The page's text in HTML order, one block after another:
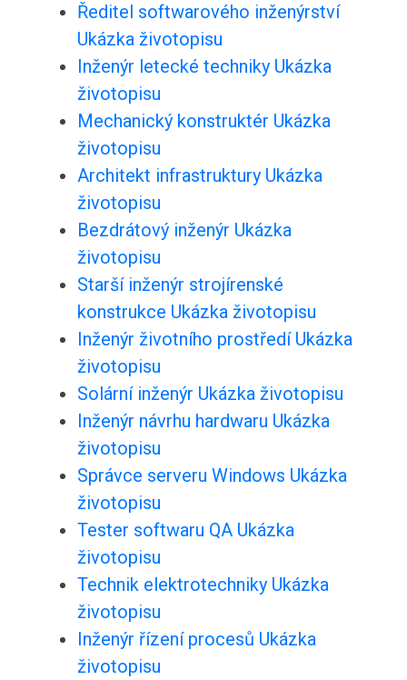
Ředitel softwarového inženýrství
Ukázka životopisu
Inženýr letecké techniky Ukázka
životopisu
Mechanický konstruktér Ukázka
životopisu
Architekt infrastruktury Ukázka
životopisu
Bezdrátový inženýr Ukázka
životopisu
Starší inženýr strojírenské
konstrukce Ukázka životopisu
Inženýr životního prostředí Ukázka
životopisu
Solární inženýr Ukázka životopisu
Inženýr návrhu hardwaru Ukázka
životopisu
Správce serveru Windows Ukázka
životopisu
Tester softwaru QA Ukázka
životopisu
Technik elektrotechniky Ukázka
životopisu
Inženýr řízení procesů Ukázka
životopisu